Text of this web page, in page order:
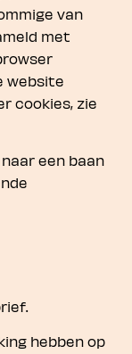
van
met
website
cookies, zie
een baan
hebben op